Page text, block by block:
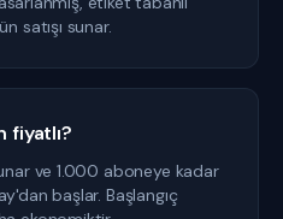
satışı sunar.
fiyatlı?
ve 1.000 aboneye kadar
başlar. Başlangıç